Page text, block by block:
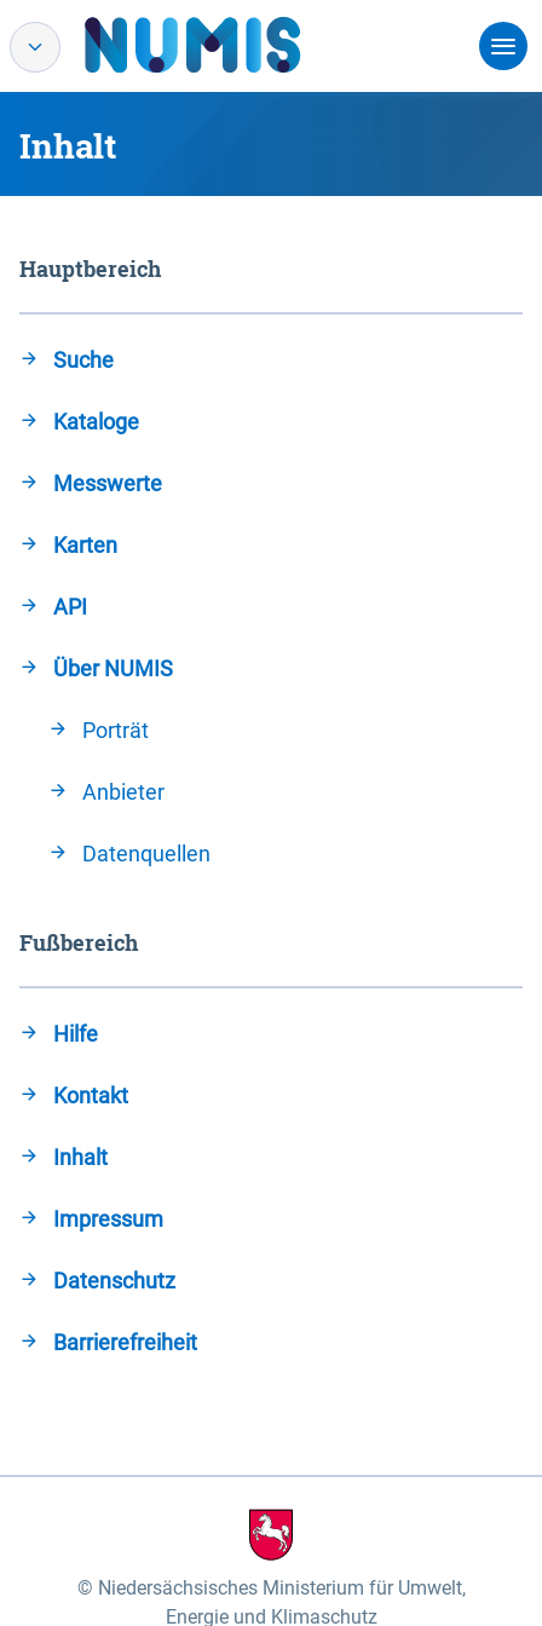
Inhalt
Hauptbereich
Suche
Kataloge
Messwerte
Karten
API
Über NUMIS
Porträt
Anbieter
Datenquellen
Fußbereich
Hilfe
Kontakt
Inhalt
Impressum
Datenschutz
Barrierefreiheit
Niedersächsisches Ministerium für Umwelt,
Energie und Klimaschutz